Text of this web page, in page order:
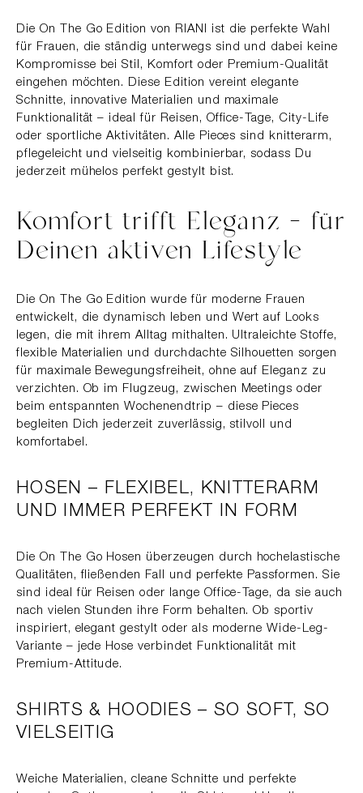
Die On The Go Edition von RIANI ist die perfekte Wahl
für Frauen, die ständig unterwegs sind und dabei keine
Kompromisse bei Stil, Komfort oder Premium-Qualität
eingehen möchten. Diese Edition vereint elegante
Schnitte, innovative Materialien und maximale
Funktionalität – ideal für Reisen, Office-Tage, City-Life
oder sportliche Aktivitäten. Alle Pieces sind knitterarm,
pflegeleicht und vielseitig kombinierbar, sodass Du
jederzeit mühelos perfekt gestylt bist.
Komfort trifft Eleganz – für
Deinen aktiven Lifestyle
Die On The Go Edition wurde für moderne Frauen
entwickelt, die dynamisch leben und Wert auf Looks
legen, die mit ihrem Alltag mithalten. Ultraleichte Stoffe,
flexible Materialien und durchdachte Silhouetten sorgen
für maximale Bewegungsfreiheit, ohne auf Eleganz zu
verzichten. Ob im Flugzeug, zwischen Meetings oder
beim entspannten Wochenendtrip – diese Pieces
begleiten Dich jederzeit zuverlässig, stilvoll und
komfortabel.
HOSEN – FLEXIBEL, KNITTERARM
UND IMMER PERFEKT IN FORM
Die On The Go Hosen überzeugen durch hochelastische
Qualitäten, fließenden Fall und perfekte Passformen. Sie
sind ideal für Reisen oder lange Office-Tage, da sie auch
nach vielen Stunden ihre Form behalten. Ob sportiv
inspiriert, elegant gestylt oder als moderne Wide-Leg-
Variante – jede Hose verbindet Funktionalität mit
Premium-Attitude.
SHIRTS & HOODIES – SO SOFT, SO
VIELSEITIG
Weiche Materialien, cleane Schnitte und perfekte